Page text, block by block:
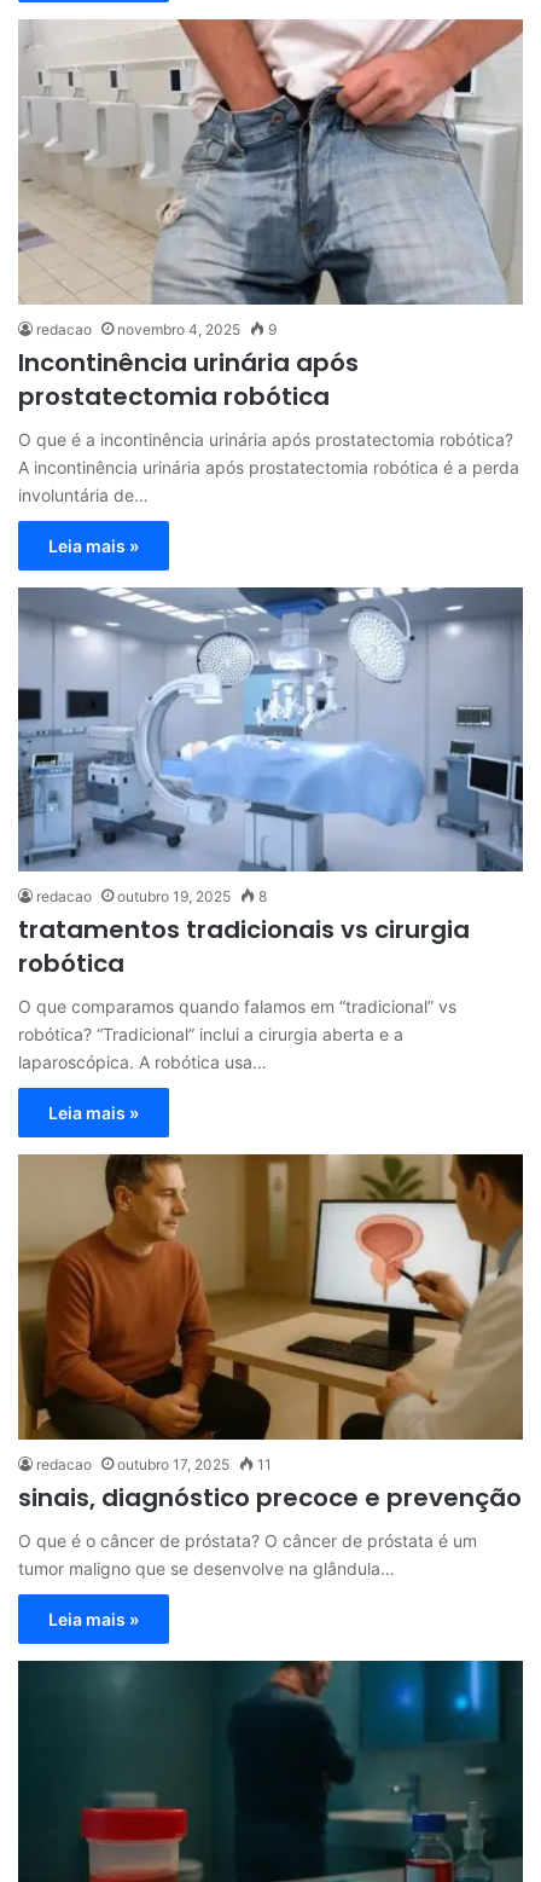
redacao novembro 4, 2025 9
Incontinência urinária após
prostatectomia robótica
O que é a incontinência urinária após prostatectomia robótica?
A incontinência urinária após prostatectomia robótica é a perda
involuntária de…
Leia mais »
redacao outubro 19, 2025 8
tratamentos tradicionais vs cirurgia
robótica
O que comparamos quando falamos em “tradicional” vs
robótica? “Tradicional” inclui a cirurgia aberta e a
laparoscópica. A robótica usa…
Leia mais »
redacao outubro 17, 2025 11
sinais, diagnóstico precoce e prevenção
O que é o câncer de próstata? O câncer de próstata é um
tumor maligno que se desenvolve na glândula…
Leia mais »